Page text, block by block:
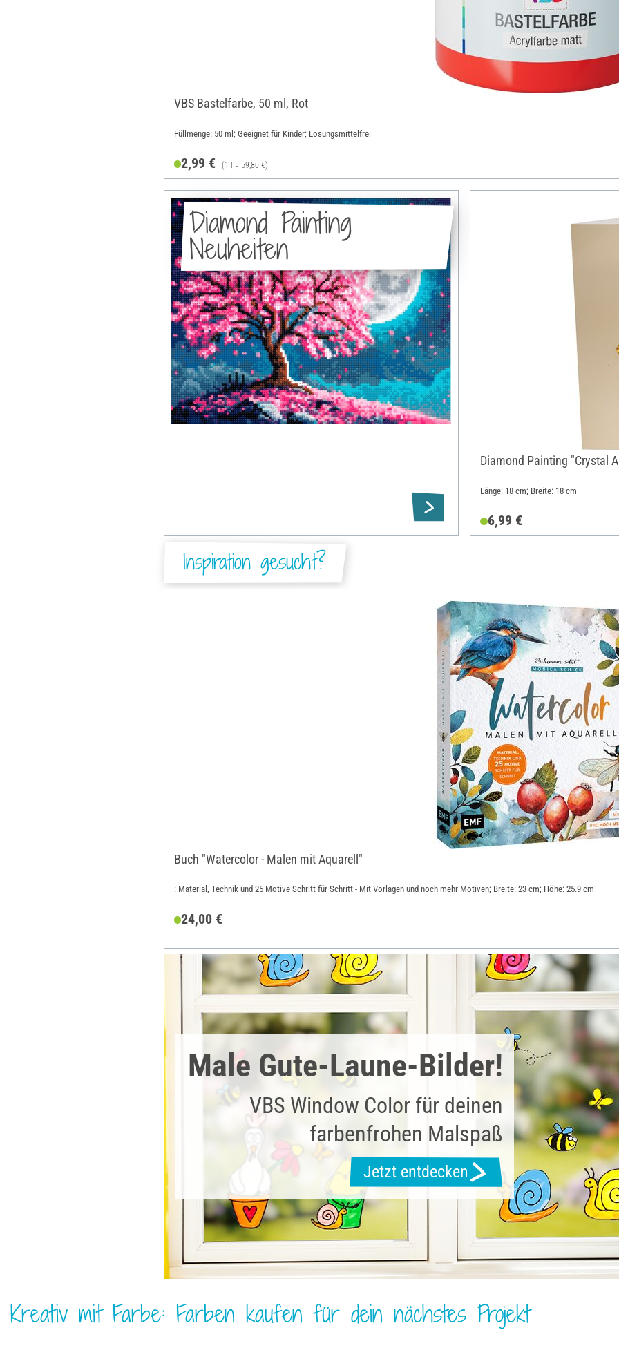
VBS Bastelfarbe, 50 ml, Rot
Füllmenge: 50 ml; Geeignet für Kinder; Lösungsmittelfrei
2,99 € (1 l = 59,80 €)
Diamond Painting
Neuheiten
Diamond Painting "Crystal
Länge: 18 cm; Breite: 18 cm
6,99 €
Inspiration gesucht?
Buch "Watercolor - Malen mit Aquarell"
: Material, Technik und 25 Motive Schritt für Schritt - Mit Vorlagen und noch mehr Motiven; Breite: 23 cm; Höhe: 25.9 cm
24,00 €
Male Gute-Laune-Bilder!
VBS Window Color für deinen
farbenfrohen Malspaß
Jetzt entdecken
Kreativ mit Farbe: Farben kaufen für dein nächstes Projekt